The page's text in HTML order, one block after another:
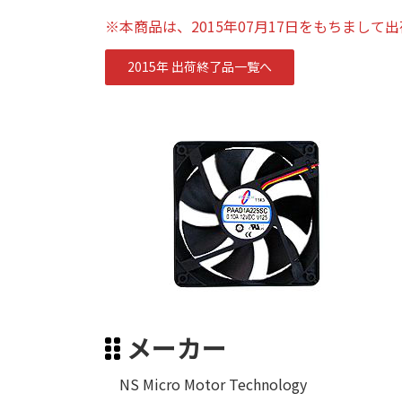
※本商品は、2015年07月17日をもちまして出
2015年 出荷終了品一覧へ
メーカー
NS Micro Motor Technology